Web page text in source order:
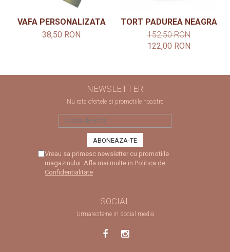
VAFA PERSONALIZATA
38,50 RON
TORT PADUREA NEAGRA
152,50 RON
122,00 RON
NEWSLETTER
Nu rata ofertele si promotiile noastre
Vreau sa primesc newsletter cu promotiile
magazinului. Afla mai multe in Politica de
Confidentialitate
SOCIAL
Urmareste-ne in social media